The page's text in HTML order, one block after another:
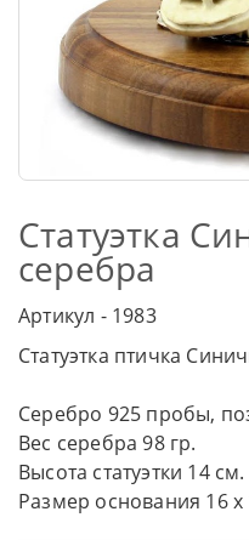
Статуэтка
серебра
Артикул - 1983
Статуэтка птичка
Серебро 925 пробы,
Вес серебра 98 гр.
Высота статуэтки 14 см.
Размер основания 16 х